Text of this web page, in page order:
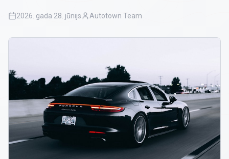
2026. gada 28. jūnijs Autotown Team